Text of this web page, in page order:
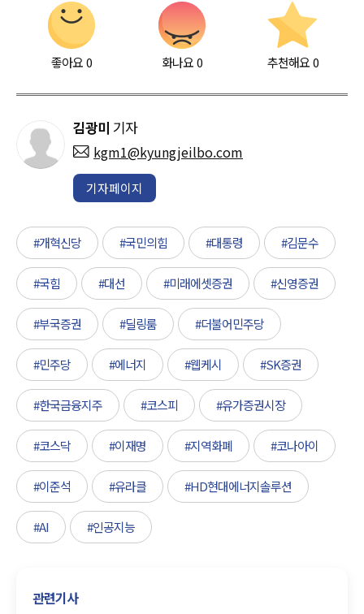
좋아요0 화나요0 추천해요 0
김광미 기자
kgm1@kyungjeilbo.com
기자페이지
#개혁신당 #국민의힘 #대통령 #김문수
#국힘 #대선 #미래에셋증권 #신영증권
#부국증권 #딜링룸 #더불어민주당
#민주당 #에너지 #웹케시 #SK증권
#한국금융지주 #코스피 #유가증권시장
#코스닥 #이재명 #지역화폐 #코나아이
#이준석 #유라클 #HD현대에너지솔루션
#AI #인공지능
관련기사